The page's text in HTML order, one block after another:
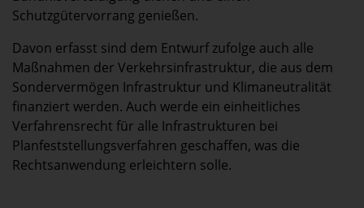
Schutzgütervorrang genießen.
Davon erfasst sind dem Entwurf zufolge auch alle
Maßnahmen der Verkehrsinfrastruktur, die aus dem
Sondervermögen Infrastruktur und Klimaneutralität
finanziert werden. Auch werde ein einheitliches
Verfahrensrecht für alle Infrastrukturen bei
Planfeststellungsverfahren geschaffen, was die
Rechtsanwendung erleichtern solle.